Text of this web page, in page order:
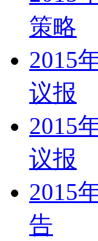
策略
2015
议报
2015
议报
2015
告